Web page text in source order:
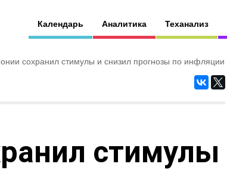
Календарь Аналитика Теханализ
сохранил стимулы и снизил прогнозы по инфляции
стимулы